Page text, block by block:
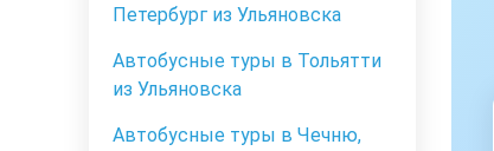
Петербург из Ульяновска
Автобусные туры в Тольятти
из Ульяновска
Автобусные туры в Чечню,